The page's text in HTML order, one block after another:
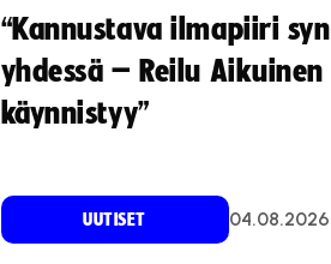
“Kannustava ilmapiiri
yhdessä – Reilu
käynnistyy”
UUTISET 04.08.2026